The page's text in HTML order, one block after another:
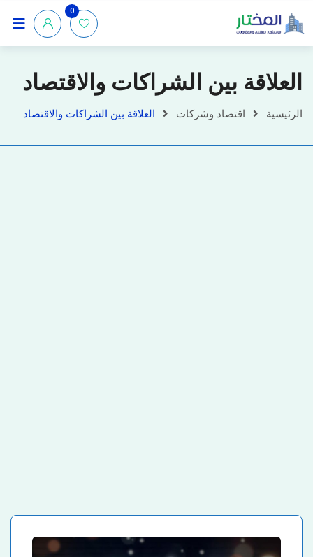
0
العلاقة بين الشراكات والاقتصاد
الرئيسية اقتصاد وشركات العلاقة بين الشراكات والاقتصاد